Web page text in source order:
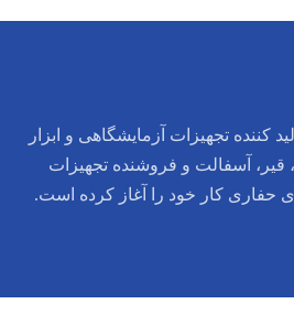
کننده تجهیزات آزمایشگاهی و ابزار
قیر، آسفالت و فروشنده تجهیزات
حفاری کار خود را آغاز کرده است.